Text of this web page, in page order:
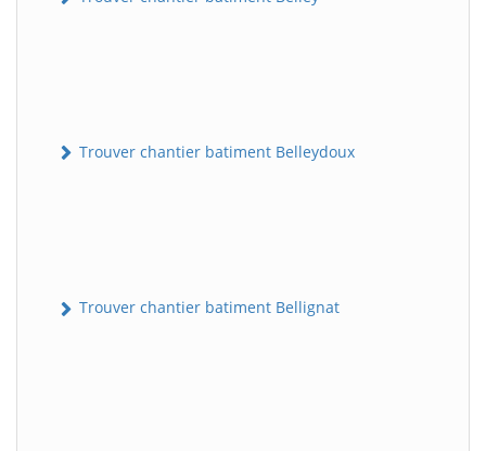
Trouver chantier batiment Belleydoux
Trouver chantier batiment Bellignat